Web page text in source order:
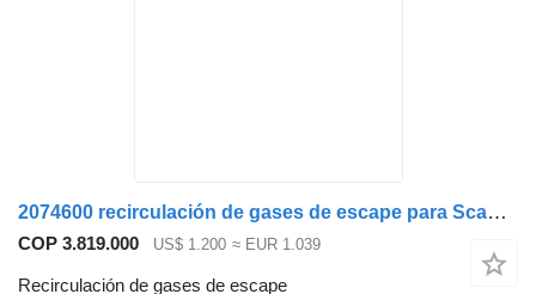
2074600 recirculación de gases de escape para Scania R cabeza tractora
COP 3.819.000 US$ 1.200 ≈ EUR 1.039
Recirculación de gases de escape